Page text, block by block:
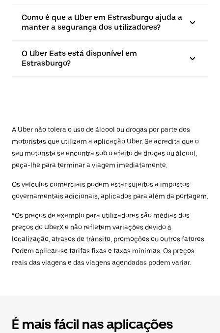
Como é que a Uber em Estrasburgo ajuda a
manter a segurança dos utilizadores?
O Uber Eats está disponível em
Estrasburgo?
A Uber não tolera o uso de álcool ou drogas por parte dos
motoristas que utilizam a aplicação Uber. Se acredita que o
seu motorista se encontra sob o efeito de drogas ou álcool,
peça-lhe para terminar a viagem imediatamente.
Os veículos comerciais podem estar sujeitos a impostos
governamentais adicionais, aplicados para além da portagem.
*Os preços de exemplo para utilizadores são médias dos
preços do UberX e não refletem variações devido à
localização, atrasos de trânsito, promoções ou outros fatores.
Podem aplicar-se tarifas fixas e taxas mínimas. Os preços
reais das viagens e das viagens agendadas podem variar.
É mais fácil nas aplicações